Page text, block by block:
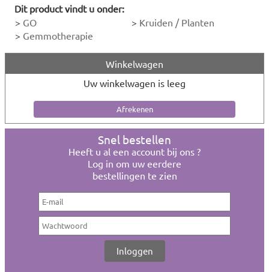
Dit product vindt u onder:
> GO > Kruiden / Planten
> Gemmotherapie
Winkelwagen
Uw winkelwagen is leeg
Snel bestellen
Heeft u al een account bij ons ?
Log in om uw eerdere
bestellingen te zien